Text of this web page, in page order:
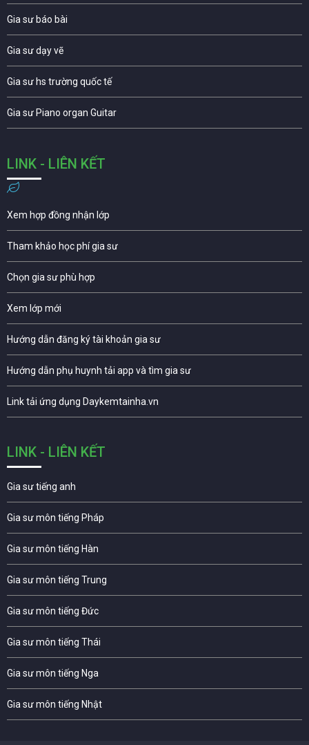
Gia sư báo bài
Gia sư dạy vẽ
Gia sư hs trường quốc tế
Gia sư Piano organ Guitar
LINK - LIÊN KẾT
Xem hợp đồng nhận lớp
Tham khảo học phí gia sư
Chọn gia sư phù hợp
Xem lớp mới
Hướng dẫn đăng ký tài khoản gia sư
Hướng dẫn phụ huynh tải app và tìm gia sư
Link tải ứng dụng Daykemtainha.vn
LINK - LIÊN KẾT
Gia sư tiếng anh
Gia sư môn tiếng Pháp
Gia sư môn tiếng Hàn
Gia sư môn tiếng Trung
Gia sư môn tiếng Đức
Gia sư môn tiếng Thái
Gia sư môn tiếng Nga
Gia sư môn tiếng Nhật